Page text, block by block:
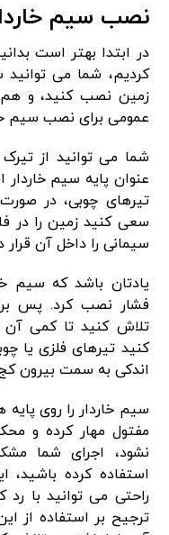
نصب سیم
در ابتدا بهتر است
کردیم، شما می
زمین نصب کنید، و هم
عمومی برای نصب سیم
شما می توانید از
عنوان پایه سیم
تیرهای چوبی، در
سیمانی را داخل آن قرار
یادتان باشد که سیم
فشار نصب کرد. پس
تلاش کنید تا کمی آن
کنید تیرهای فلزی یا
اندکی به سمت بیرون
سیم خاردار را روی
مفتول مهار کرده و
نشود، اجرای شما
استفاده کرده باشید،
راحتی می توانید با رد
ترجیح بر استفاده از